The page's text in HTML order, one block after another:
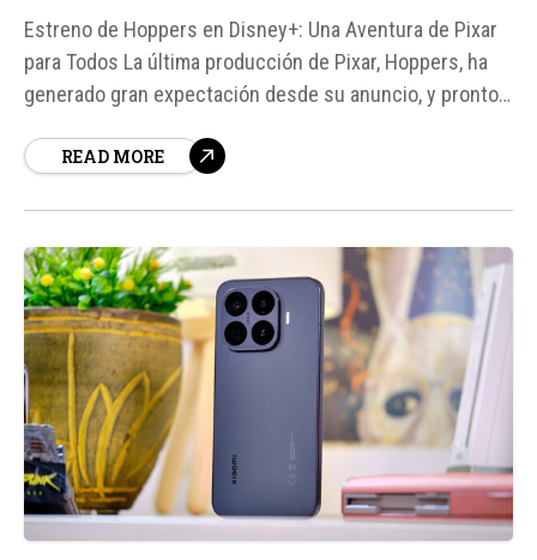
Estreno de Hoppers en Disney+: Una Aventura de Pixar
para Todos La última producción de Pixar, Hoppers, ha
generado gran expectación desde su anuncio, y pronto
suscriptores. La película, dirigida por Daniel Chong,
READ MORE